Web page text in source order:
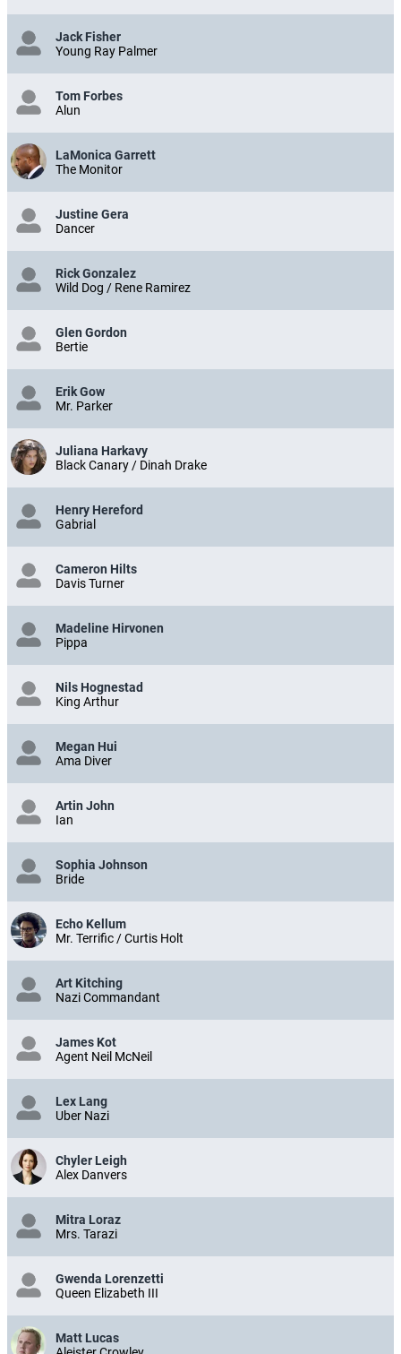
Jack Fisher
Young Ray Palmer
Tom Forbes
Alun
LaMonica Garrett
The Monitor
Justine Gera
Dancer
Rick Gonzalez
Wild Dog / Rene Ramirez
Glen Gordon
Bertie
Erik Gow
Mr. Parker
Juliana Harkavy
Black Canary / Dinah Drake
Henry Hereford
Gabrial
Cameron Hilts
Davis Turner
Madeline Hirvonen
Pippa
Nils Hognestad
King Arthur
Megan Hui
Ama Diver
Artin John
Ian
Sophia Johnson
Bride
Echo Kellum
Mr. Terrific / Curtis Holt
Art Kitching
Nazi Commandant
James Kot
Agent Neil McNeil
Lex Lang
Uber Nazi
Chyler Leigh
Alex Danvers
Mitra Loraz
Mrs. Tarazi
Gwenda Lorenzetti
Queen Elizabeth III
Matt Lucas